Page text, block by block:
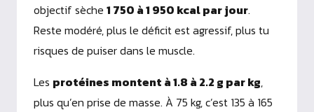
objectif sèche 1 750 à 1 950 kcal par jour.
Reste modéré, plus le déficit est agressif, plus tu
risques de puiser dans le muscle.
Les protéines montent à 1.8 à 2.2 g par kg,
plus qu’en prise de masse. À 75 kg, c’est 135 à 165